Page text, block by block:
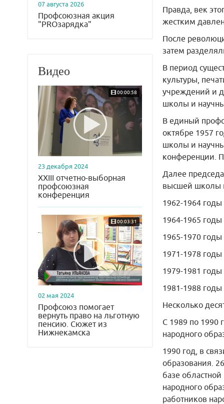
07 августа 2026
Профсоюзная акция
"PROзарядка"
Видео
00:00:58
23 декабря 2024
XXIII отчетно-выборная
профсоюзная
конференция
00:03:31
02 мая 2024
Профсоюз помогает
вернуть право на льготную
пенсию. Сюжет из
Нижнекамска
Правда, век
жестким
После
затем
В период
культуры,
учреждений и
школы и
В единый
октябре 1957
школы и
конференции.
Далее
высшей школы
1962-1964
1964-1965
1965-1970 годы
1971-1978
1979-1981
1981-1988
Несколько
С 1989 по 1990
народного
1990 год, в
образования.
базе
народного
работников